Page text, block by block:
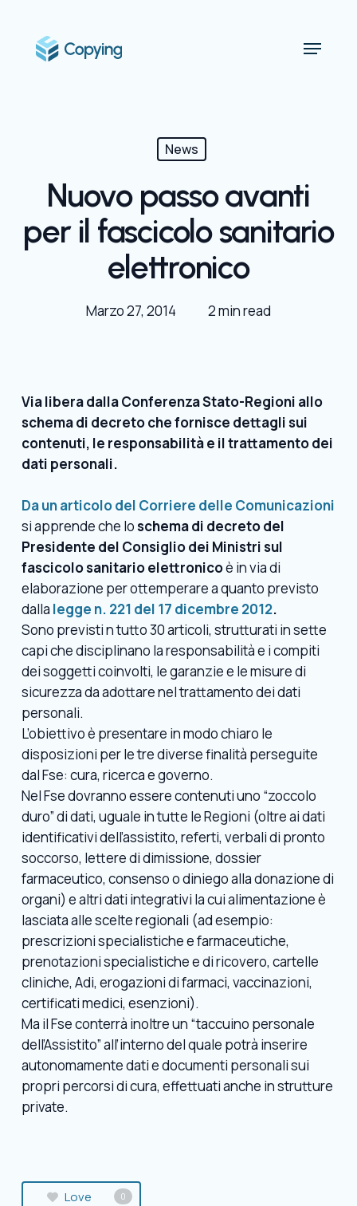
Menu
News
Nuovo passo avanti
per il fascicolo sanitario
elettronico
Marzo 27, 2014 2 min read
Via libera dalla Conferenza Stato-Regioni allo
schema di decreto che fornisce dettagli sui
contenuti, le responsabilità e il trattamento dei
dati personali.
Da un articolo del Corriere delle Comunicazioni
si apprende che loschema di decreto del
Presidente del Consiglio dei Ministri sul
fascicolo sanitario elettronicoè in via di
elaborazione per ottemperare a quanto previsto
dalla legge n. 221 del 17 dicembre 2012.
Sono previsti n tutto 30 articoli, strutturati in sette
capi che disciplinano la responsabilità e i compiti
dei soggetti coinvolti, le garanzie e le misure di
sicurezza da adottare nel trattamento dei dati
personali.
L’obiettivo è presentare in modo chiaro le
disposizioni per le tre diverse finalità perseguite
dal Fse: cura, ricerca e governo.
Nel Fse dovranno essere contenuti uno “zoccolo
duro” di dati, uguale in tutte le Regioni (oltre ai dati
identificativi dell’assistito, referti, verbali di pronto
soccorso, lettere di dimissione, dossier
farmaceutico, consenso o diniego alla donazione di
organi) e altri dati integrativi la cui alimentazione è
lasciata alle scelte regionali (ad esempio:
prescrizioni specialistiche e farmaceutiche,
prenotazioni specialistiche e di ricovero, cartelle
cliniche, Adi, erogazioni di farmaci, vaccinazioni,
certificati medici, esenzioni).
Ma il Fse conterrà inoltre un “taccuino personale
dell’Assistito” all’interno del quale potrà inserire
autonomamente dati e documenti personali sui
propri percorsi di cura, effettuati anche in strutture
private.
Love 0